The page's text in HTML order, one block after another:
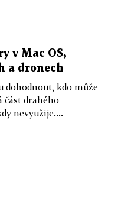
v Mac OS,
a dronech
dohodnout, kdo může
část drahého
nevyužije....